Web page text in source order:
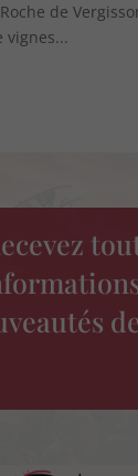
de
vignes...